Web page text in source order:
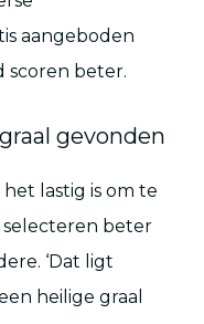
aangeboden
scoren beter.
gevonden
lastig is om te
selecteren beter
‘Dat ligt
heilige graal